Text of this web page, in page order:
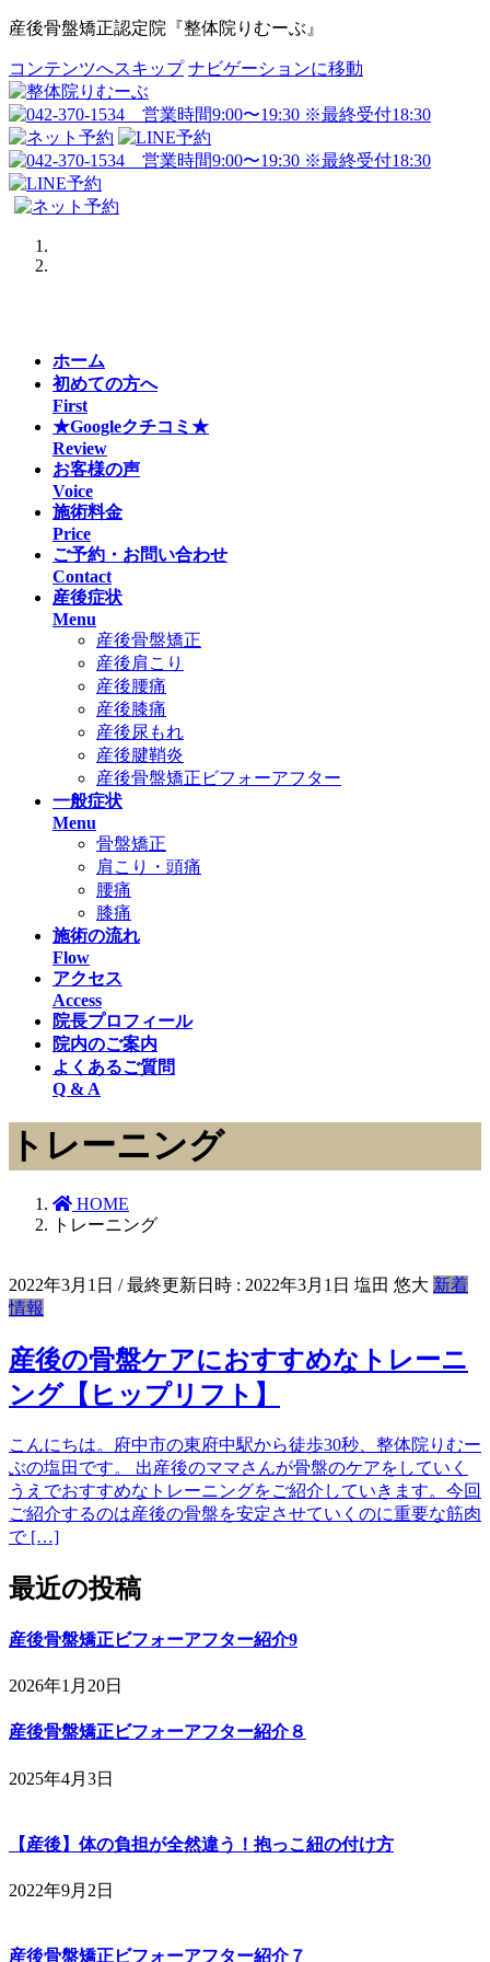
産後骨盤矯正認定院『整体院りむーぶ』
コンテンツへスキップ ナビゲーションに移動
ホーム
初めての方へ
First
★Googleクチコミ★
Review
お客様の声
Voice
施術料金
Price
ご予約・お問い合わせ
Contact
産後症状
Menu
産後骨盤矯正
産後肩こり
産後腰痛
産後膝痛
産後尿もれ
産後腱鞘炎
産後骨盤矯正ビフォーアフター
一般症状
Menu
骨盤矯正
肩こり・頭痛
腰痛
膝痛
施術の流れ
Flow
アクセス
Access
院長プロフィール
院内のご案内
よくあるご質問
Q & A
トレーニング
HOME
トレーニング
2022年3月1日 / 最終更新日時 : 2022年3月1日 塩田 悠大 新着
情報
産後の骨盤ケアにおすすめなトレーニ
ング【ヒップリフト】
こんにちは。府中市の東府中駅から徒歩30秒、整体院りむー
ぶの塩田です。 出産後のママさんが骨盤のケアをしていく
うえでおすすめなトレーニングをご紹介していきます。今回
ご紹介するのは産後の骨盤を安定させていくのに重要な筋肉
で […]
最近の投稿
産後骨盤矯正ビフォーアフター紹介9
2026年1月20日
産後骨盤矯正ビフォーアフター紹介８
2025年4月3日
【産後】体の負担が全然違う！抱っこ紐の付け方
2022年9月2日
産後骨盤矯正ビフォーアフター紹介７